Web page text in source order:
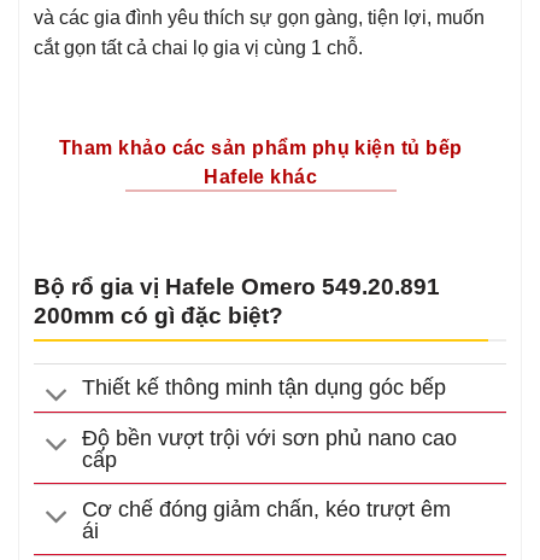
và các gia đình yêu thích sự gọn gàng, tiện lợi, muốn
cắt gọn tất cả chai lọ gia vị cùng 1 chỗ.
Tham khảo các sản phẩm phụ kiện tủ bếp
Hafele khác
Bộ rổ gia vị Hafele Omero 549.20.891
200mm có gì đặc biệt?
Thiết kế thông minh tận dụng góc bếp
Độ bền vượt trội với sơn phủ nano cao
cấp
Cơ chế đóng giảm chấn, kéo trượt êm
ái